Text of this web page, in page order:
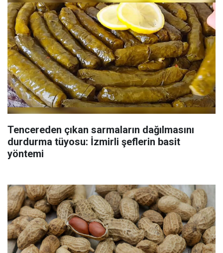
Tencereden çıkan sarmaların dağılmasını
durdurma tüyosu: İzmirli şeflerin basit
yöntemi